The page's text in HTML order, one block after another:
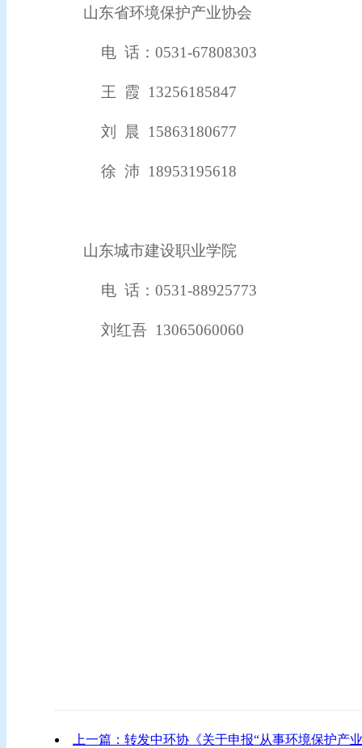
山东省环境保护产业协会
电 话：0531-67808303
王 霞 13256185847
刘 晨 15863180677
徐 沛 18953195618
山东城市建设职业学院
电 话：0531-88925773
刘红吾 13065060060
上一篇：转发中环协《关于申报“从事环境保护产